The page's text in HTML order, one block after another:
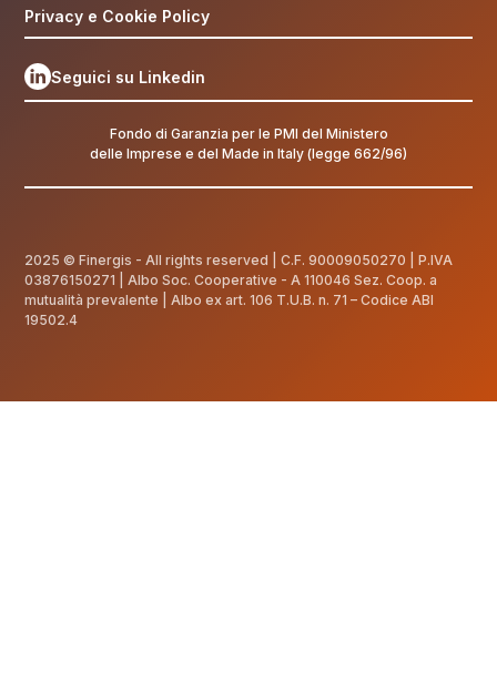
Privacy e Cookie Policy
Seguici su Linkedin
Fondo di Garanzia per le PMI del Ministero
delle Imprese e del Made in Italy (legge 662/96)
2025 © Finergis - All rights reserved | C.F.90009050270 | P.IVA
03876150271 | Albo Soc. Cooperative - A 110046 Sez. Coop. a
mutualità prevalente | Albo ex art. 106 T.U.B. n. 71 – Codice ABI
19502.4